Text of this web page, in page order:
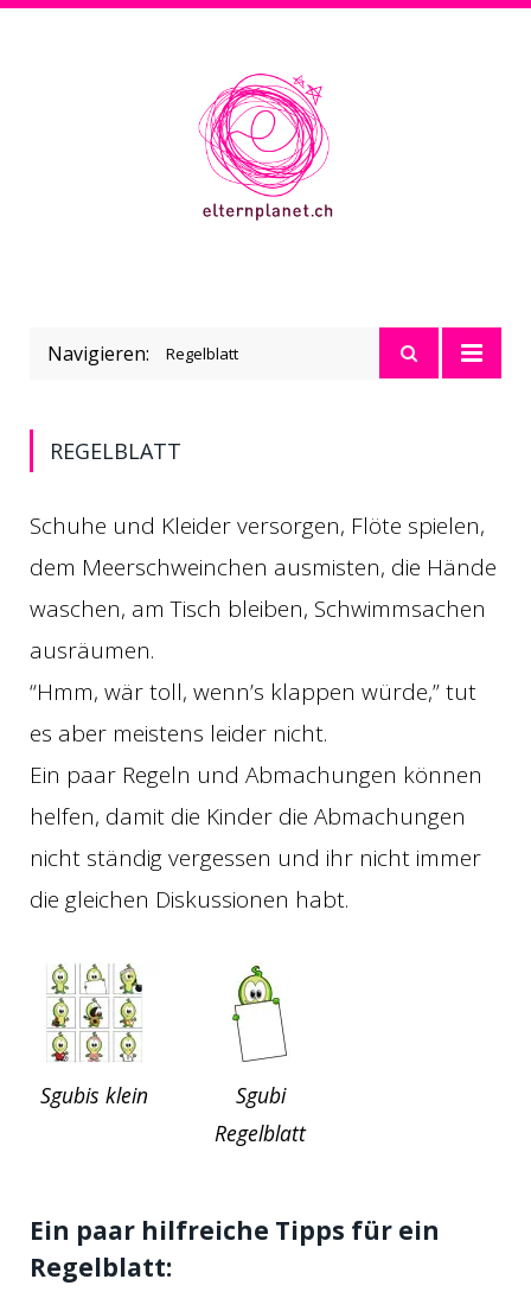
Navigieren: Regelblatt
REGELBLATT
Schuhe und Kleider versorgen, Flöte spielen,
dem Meerschweinchen ausmisten, die Hände
waschen, am Tisch bleiben, Schwimmsachen
ausräumen.
“Hmm, wär toll, wenn’s klappen würde,” tut
es aber meistens leider nicht.
Ein paar Regeln und Abmachungen können
helfen, damit die Kinder die Abmachungen
nicht ständig vergessen und ihr nicht immer
die gleichen Diskussionen habt.
Sgubis klein
Sgubi
Regelblatt
Ein paar hilfreiche Tipps für ein
Regelblatt: